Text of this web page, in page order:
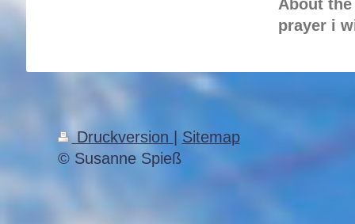
About
prayer i
Druckversion
Sitemap
© Susanne Spieß